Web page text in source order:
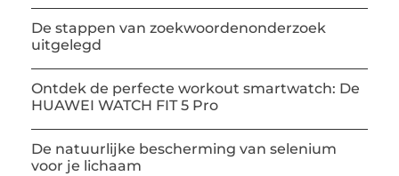
De stappen van zoekwoordenonderzoek
uitgelegd
Ontdek de perfecte workout smartwatch: De
HUAWEI WATCH FIT 5 Pro
De natuurlijke bescherming van selenium
voor je lichaam